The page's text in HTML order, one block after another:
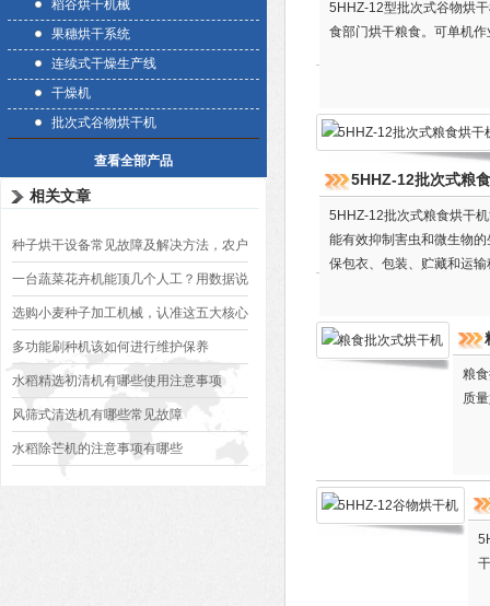
稻谷烘干机械
果穗烘干系统
连续式干燥生产线
干燥机
批次式谷物烘干机
查看全部产品
相关文章
种子烘干设备常见故障及解决方法，农户
必看
一台蔬菜花卉机能顶几个人工？用数据说
话
选购小麦种子加工机械，认准这五大核心
部件，用十年不出大问题
多功能刷种机该如何进行维护保养
水稻精选初清机有哪些使用注意事项
风筛式清选机有哪些常见故障
水稻除芒机的注意事项有哪些
5HHZ-12型批次式谷物烘
食部门烘干粮食。可单机
5HHZ-12批次式粮
5HHZ-12批次式粮食烘干
能有效抑制害虫和微生物
保包衣、包装、贮藏和运
粮
质